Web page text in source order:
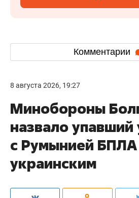
Комментарии
8 августа 2026, 19:27
Минобороны
назвало упавший
с Румынией БПЛА
украинским